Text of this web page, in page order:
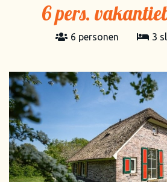
6 pers.
6 personen 3